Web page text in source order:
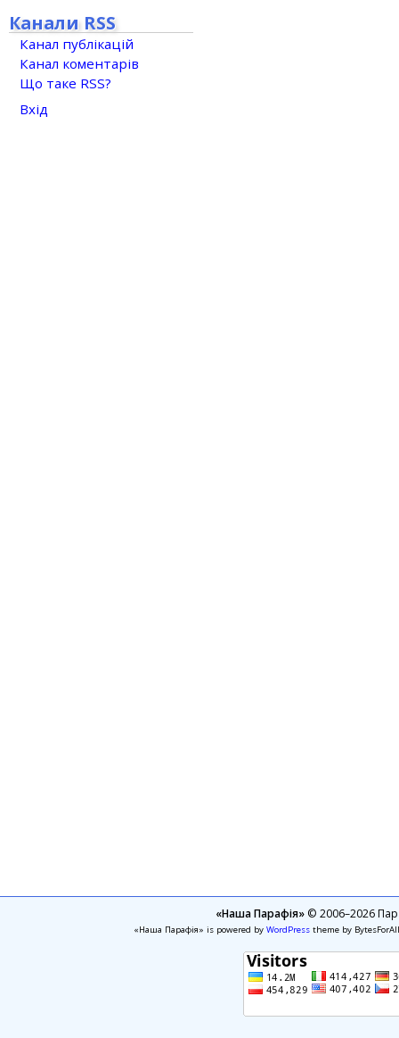
Канали RSS
Канал публікацій
Канал коментарів
Що таке RSS?
Вхід
«Наша Парафія»© 2006–2026
«Наша Парафія» is powered by WordPresstheme by